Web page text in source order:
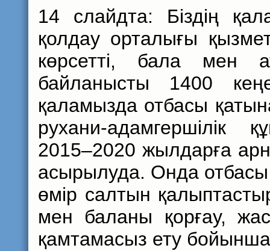
14 слайдта: Біздің
қолдау орталығы
көрсетті, бала мен
байланысты 1400
қаламызда отбасы
рухани-адамгершілік
2015–2020 жылдарға
асырылуда. Онда
өмір салтын
мен баланы қорғау,
қамтамасыз ету